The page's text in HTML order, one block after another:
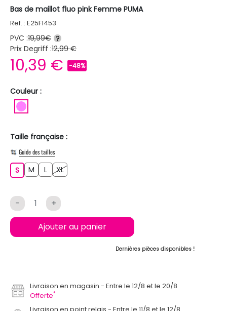
Bas de maillot fluo pink Femme PUMA
Ref. : E25F1453
PVC :19,99€ ?
Prix Degriff :12,99 €
10,39 € -48%
Couleur :
Taille française :
Guide des tailles
SS M L XLXL
- +
Ajouter au panier
Dernières pièces disponibles !
Livraison en magasin
Entre le 12/8 et le 20/8
Offerte*